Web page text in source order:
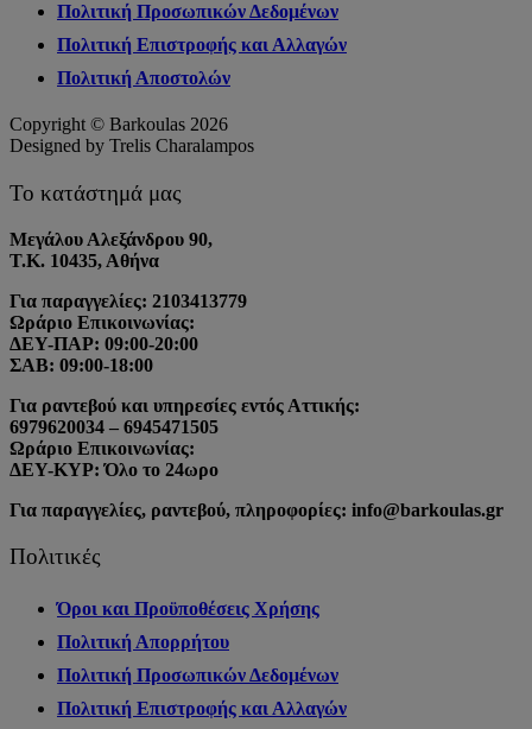
Πολιτική Προσωπικών Δεδομένων
Πολιτική Επιστροφής και Αλλαγών
Πολιτική Αποστολών
Copyright © Barkoulas 2026
Designed by Trelis Charalampos
Το κατάστημά μας
Μεγάλου Αλεξάνδρου 90,
Τ.Κ. 10435, Αθήνα
Για παραγγελίες: 2103413779
Ωράριο Επικοινωνίας:
ΔΕΥ-ΠΑΡ: 09:00-20:00
ΣΑΒ: 09:00-18:00
Για ραντεβού και υπηρεσίες εντός Αττικής:
6979620034 – 6945471505
Ωράριο Επικοινωνίας:
ΔΕΥ-ΚΥΡ: Όλο το 24ωρο
Για παραγγελίες, ραντεβού, πληροφορίες: info@barkoulas.gr
Πολιτικές
Όροι και Προϋποθέσεις Χρήσης
Πολιτική Απορρήτου
Πολιτική Προσωπικών Δεδομένων
Πολιτική Επιστροφής και Αλλαγών